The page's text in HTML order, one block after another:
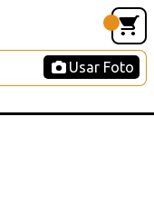
Usar Foto